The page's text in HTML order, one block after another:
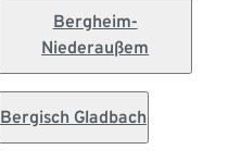
Bergheim-
Niederaußem
Bergisch Gladbach